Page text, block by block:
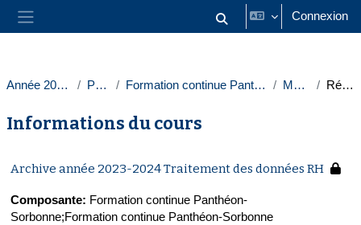
Panneau latéral Activer/désactiver la saisie
Connexion
Année 2023-2024 Paris 1 Formation continue Panthéon-Sorbonne Masters Résumé
Informations du cours
Archive année 2023-2024 Traitement des données RH
Composante: Formation continue Panthéon-
Sorbonne;Formation continue Panthéon-Sorbonne